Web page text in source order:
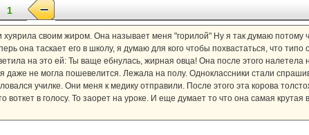
1
хуярила своим жиром. Она называет меня "горилой" Ну я так думаю потому
она таскает его в школу, я думаю для кого чтобы похвастаться, что типо
на это ей: Ты ваще ебнулась, жирная овца! Она после этого налетела
даже не могла пошевелится. Лежала на полу. Одноклассники стали
училке. Они меня к медику отправили. После этого эта корова
в голосу. То заорет на уроке. И еще думает то что она самая крутая